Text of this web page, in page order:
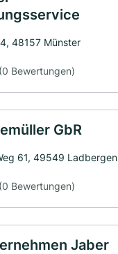
48157 Münster
(0 Bewertungen)
GbR
61, 49549 Ladbergen
(0 Bewertungen)
Jaber